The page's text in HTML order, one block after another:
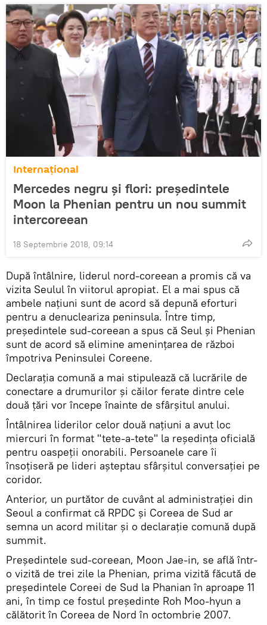
Internaţional
Mercedes negru și flori: președintele
Moon la Phenian pentru un nou summit
intercoreean
18 Septembrie 2018, 09:14
După întâlnire, liderul nord-coreean a promis că va
vizita Seulul în viitorul apropiat. El a mai spus că
ambele națiuni sunt de acord să depună eforturi
pentru a denucleariza peninsula. Între timp,
președintele sud-coreean a spus că Seul și Phenian
sunt de acord să elimine amenințarea de război
împotriva Peninsulei Coreene.
Declarația comună a mai stipulează că lucrările de
conectare a drumurilor și căilor ferate dintre cele
două ţări vor începe înainte de sfârșitul anului.
Întâlnirea liderilor celor două națiuni a avut loc
miercuri în format "tete-a-tete" la reședința oficială
pentru oaspeții onorabili. Persoanele care îi
însoțiseră pe lideri așteptau sfârșitul conversației pe
coridor.
Anterior, un purtător de cuvânt al administrației din
Seoul a confirmat că RPDC și Coreea de Sud ar
semna un acord militar și o declarație comună după
summit.
Președintele sud-coreean, Moon Jae-in, se află într-
o vizită de trei zile la Phenian, prima vizită făcută de
președintele Coreei de Sud la Phanian în aproape 11
ani, în timp ce fostul președinte Roh Moo-hyun a
călătorit în Coreea de Nord în octombrie 2007.